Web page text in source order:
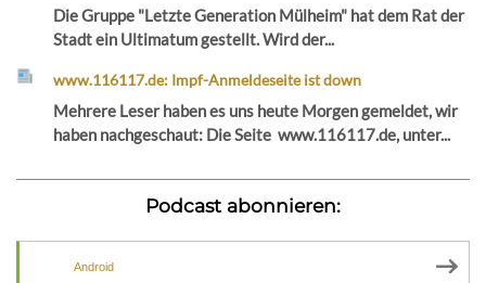
Die Gruppe "Letzte Generation Mülheim" hat dem Rat der
Stadt ein Ultimatum gestellt. Wird der...
www.116117.de: Impf-Anmeldeseite ist down
Mehrere Leser haben es uns heute Morgen gemeldet, wir
haben nachgeschaut: Die Seite www.116117.de, unter...
Podcast abonnieren:
Android